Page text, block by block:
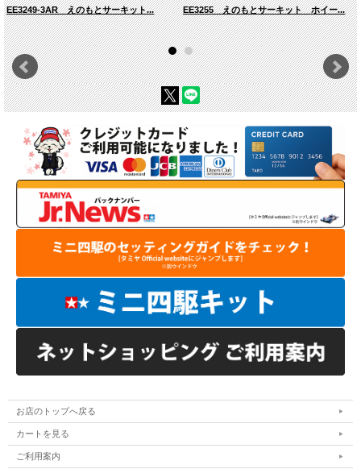
EE3249-3AR えのもとサーキット... EE3255 えのもとサーキット ホイー...
お店のトップへ戻る
カートを見る
ご利用案内